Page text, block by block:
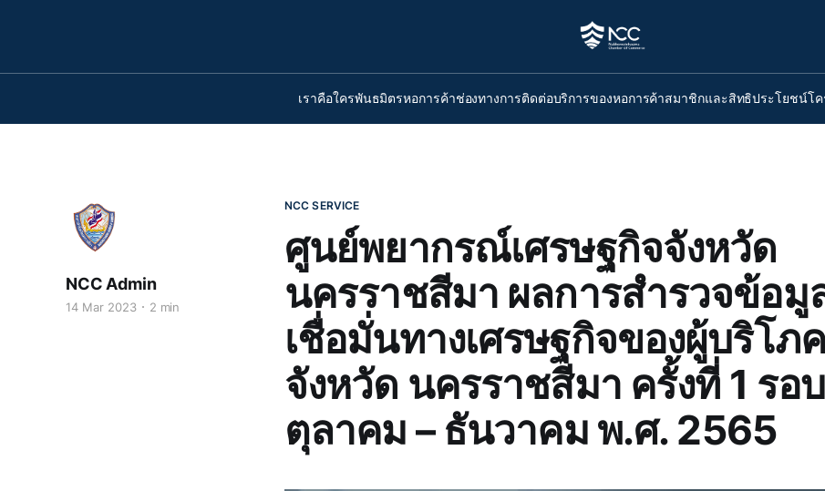
เราคือใครพันธมิตรหอการค้าช่องทางการติดต่อบริการของหอการค้าสมาชิกและสิทธิประโยชน์โค
NCC SERVICE
ศูนย์พยากรณ์เศรษฐกิจจังหวัด
นครราชสีมา ผลการสำรวจข้อมู
เชื่อมั่นทางเศรษฐกิจของผู้บริโภ
จังหวัด นครราชสีมา ครั้งที่ 1 รอ
ตุลาคม – ธันวาคม พ.ศ. 2565
NCC Admin
14 Mar 2023 2 min